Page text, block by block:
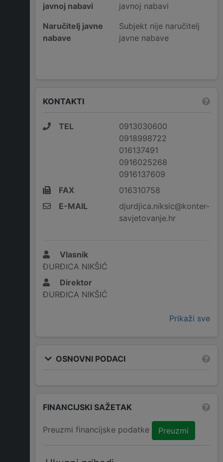
javnoj nabavi
javnoj nabavi
Naručitelj javne
nabave
Subjekt nije naručitelj
javne nabave
KONTAKTI
TEL
0913030600
0918998722
016137491
0916025268
0916137609
FAX
016310758
E-MAIL
djurdjica.niksic@konter-
savjetovanje.hr
Vlasnik
ĐURĐICA NIKŠIĆ
Direktor
ĐURĐICA NIKŠIĆ
Prikaži sve
OSNOVNI PODACI
FINANCIJSKI SAŽETAK
Preuzmi financijske podatke Preuzmi